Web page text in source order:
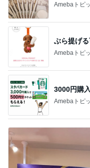
Amebaトピ
ぶら提げ
Amebaトピ
3000円購
Amebaトピ